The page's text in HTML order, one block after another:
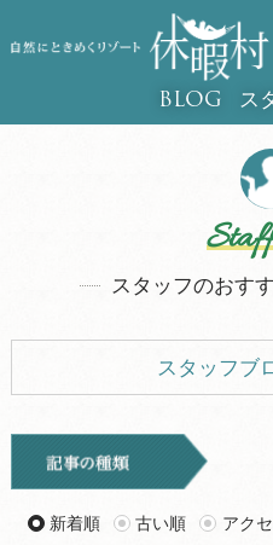
BLOG ス
スタッフのおす
スタッフブ
キャンプ
旅行記
新着順 古い順 アク